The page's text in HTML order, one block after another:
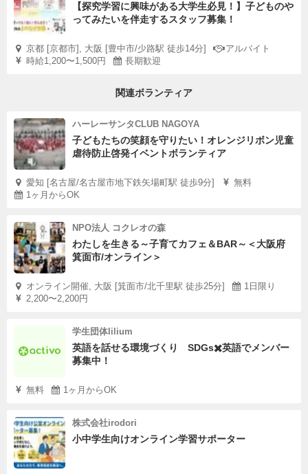
【探究学習に興味がある大学生必見！】子どものや
ってみたいを伴走するスタッフ募集！
京都 [京都市], 大阪 [豊中市/少路駅 徒歩14分]
アルバイト
時給1,200〜1,500円
長期歓迎
関連ボランティア
ハーレーサンタCLUB NAGOYA
子どもたちの笑顔を守りたい！オレンジリボン児童
虐待防止啓発イベントボランティア
愛知 [名古屋/名古屋市地下鉄矢場町駅 徒歩9分]
無料
1ヶ月からOK
NPO法人 コクレオの森
わたしを生きる～子育てカフェ＆BAR～＜大阪府
箕面市/オンライン＞
オンライン開催, 大阪 [箕面市/北千里駅 徒歩25分]
1日限り
2,200〜2,200円
学生団体lilium
英語を話せる環境づくり SDGs✖️英語でメンバー
募集中！
無料 1ヶ月からOK
株式会社irodori
小中学生向けオンライン学習サポーター